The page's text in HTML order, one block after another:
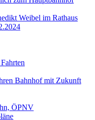
Weibel im Rathaus
Bahnhof mit Zukunft
ÖPNV